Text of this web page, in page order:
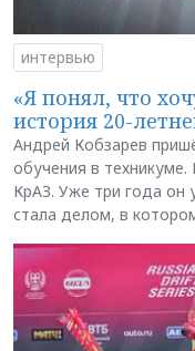
интервью
«Я понял, что
история 20-
Андрей Кобзарев
обучения в
КрАЗ. Уже три года он
стала делом, в